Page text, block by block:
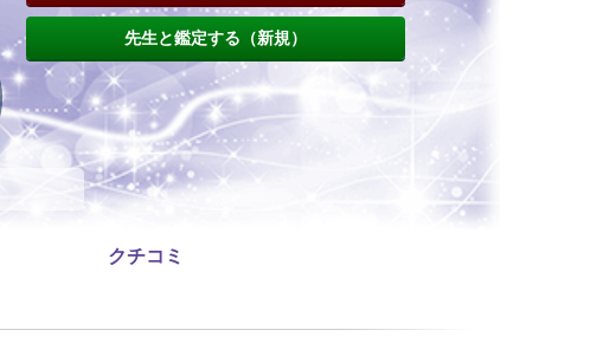
先生と鑑定する（新規）
クチコミ